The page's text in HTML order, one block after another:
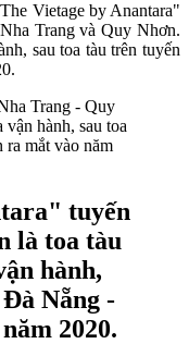
Vietage by Anantara"
Trang và Quy Nhơn.
sau toa tàu trên tuyến
tuyến
là toa tàu
hành,
Nẵng -
2020.